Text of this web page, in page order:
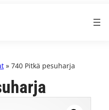
» 740 Pitkä pesuharja